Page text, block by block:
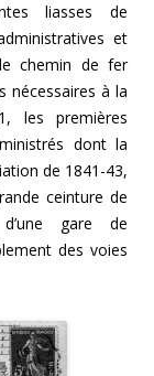
liasses de
et
chemin de fer
nécessaires à la
les premières
dont la
de 1841-43,
ceinture de
gare de
des voies